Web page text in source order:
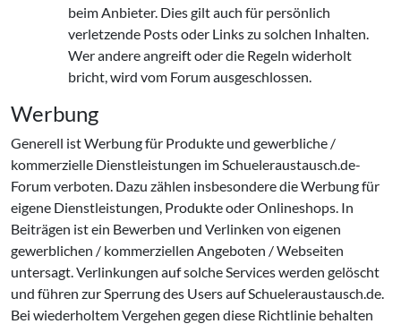
beim Anbieter. Dies gilt auch für persönlich
verletzende Posts oder Links zu solchen Inhalten.
Wer andere angreift oder die Regeln widerholt
bricht, wird vom Forum ausgeschlossen.
Werbung
Generell ist Werbung für Produkte und gewerbliche /
kommerzielle Dienstleistungen im Schueleraustausch.de-
Forum verboten. Dazu zählen insbesondere die Werbung für
eigene Dienstleistungen, Produkte oder Onlineshops. In
Beiträgen ist ein Bewerben und Verlinken von eigenen
gewerblichen / kommerziellen Angeboten / Webseiten
untersagt. Verlinkungen auf solche Services werden gelöscht
und führen zur Sperrung des Users auf Schueleraustausch.de.
Bei wiederholtem Vergehen gegen diese Richtlinie behalten